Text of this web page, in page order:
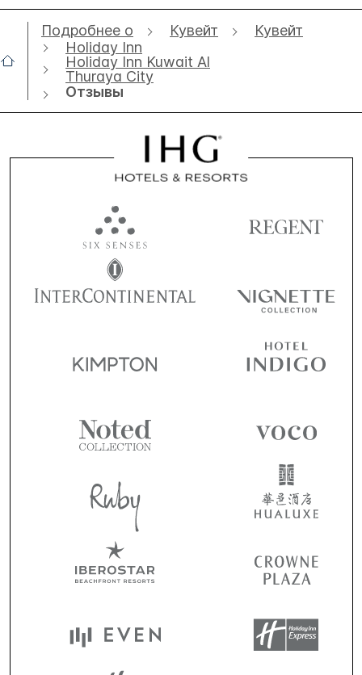
Подробнее о Кувейт
Кувейт
Holiday Inn
Holiday Inn Kuwait Al
Thuraya City
Отзывы